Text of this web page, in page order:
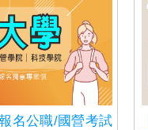
名公職/國營考試